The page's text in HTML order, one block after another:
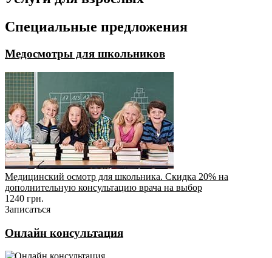
Специальные предложения
Медосмотры для школьников
Медицинский осмотр для школьника. Скидка 20% на
дополнительную консультацию врача на выбор
1240 грн.
Записаться
Онлайн консультация